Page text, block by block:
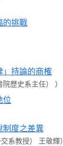
的挑戰
」持論的商榷
歷史系主任） ）
位
制度之差異
系教授） 王敬輝）